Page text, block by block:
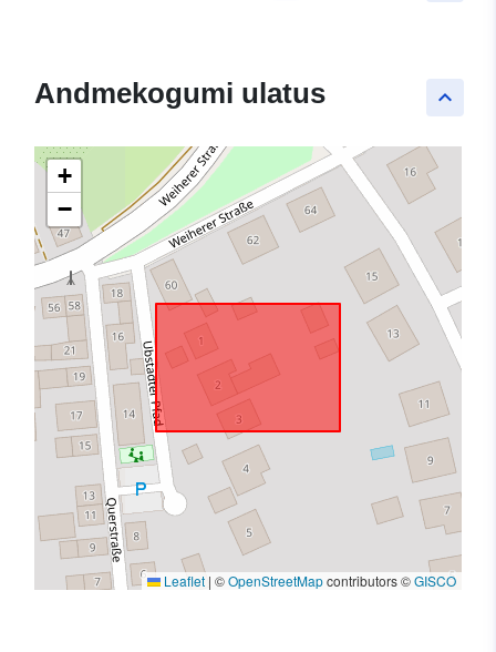
keyboard_arrow_up
Andmekogumi ulatus
+
−
Leaflet | ©OpenStreetMapcontributors ©GISCO